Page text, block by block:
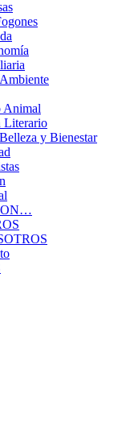
Animal
Literario
y Bienestar